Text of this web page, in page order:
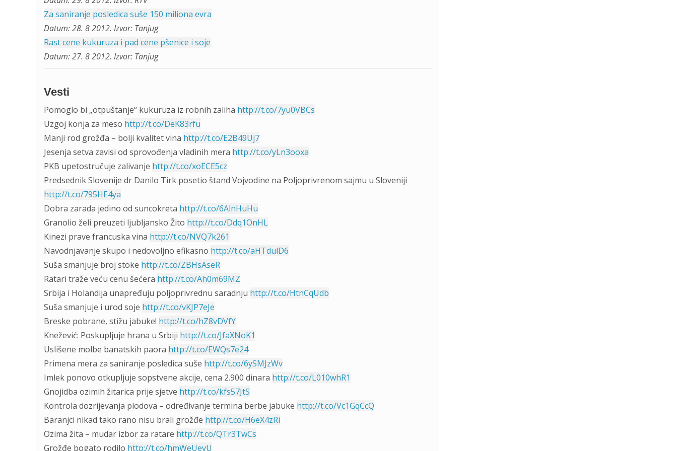
Za saniranje posledica suše 150 miliona evra
Datum: 28. 8 2012. Izvor: Tanjug
Rast cene kukuruza i pad cene pšenice i soje
Datum: 27. 8 2012. Izvor: Tanjug
Vesti
Pomoglo bi „otpuštanje“ kukuruza iz robnih zaliha http://t.co/7yu0VBCs
Uzgoj konja za meso http://t.co/DeK83rfu
Manji rod grožđa – bolji kvalitet vina http://t.co/E2B49Uj7
Jesenja setva zavisi od sprovođenja vladinih mera http://t.co/yLn3ooxa
PKB upetostručuje zalivanje http://t.co/xoECE5cz
Predsednik Slovenije dr Danilo Tirk posetio štand Vojvodine na Poljoprivrenom sajmu u Sloveniji
http://t.co/795HE4ya
Dobra zarada jedino od suncokreta http://t.co/6AlnHuHu
Granolio želi preuzeti ljubljansko Žito http://t.co/Ddq1OnHL
Kinezi prave francuska vina http://t.co/NVQ7k261
Navodnjavanje skupo i nedovoljno efikasno http://t.co/aHTdulD6
Suša smanjuje broj stoke http://t.co/ZBHsAseR
Ratari traže veću cenu šećera http://t.co/Ah0m69MZ
Srbija i Holandija unapređuju poljoprivrednu saradnju http://t.co/HtnCqUdb
Suša smanjuje i urod soje http://t.co/vKJP7eJe
Breske pobrane, stižu jabuke! http://t.co/hZ8vDVfY
Knežević: Poskupljuje hrana u Srbiji http://t.co/JfaXNoK1
Uslišene molbe banatskih paora http://t.co/EWQs7e24
Primena mera za saniranje posledica suše http://t.co/6ySMJzWv
Imlek ponovo otkupljuje sopstvene akcije, cena 2.900 dinara http://t.co/L010whR1
Gnojidba ozimih žitarica prije sjetve http://t.co/kfs57JtS
Kontrola dozrijevanja plodova – određivanje termina berbe jabuke http://t.co/Vc1GqCcQ
Baranjci nikad tako rano nisu brali grožđe http://t.co/H6eX4zRi
Ozima žita – mudar izbor za ratare http://t.co/QTr3TwCs
Grožđe bogato rodilo http://t.co/hmWeUevU